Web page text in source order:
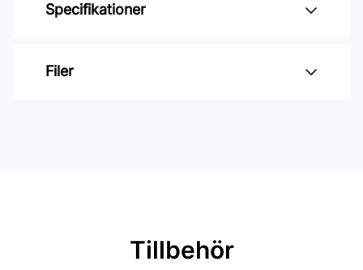
Specifikationer
Varumärke: Midbec Tapeter
Rekommenderat lim: Hernia non
Filer
Tillbehör